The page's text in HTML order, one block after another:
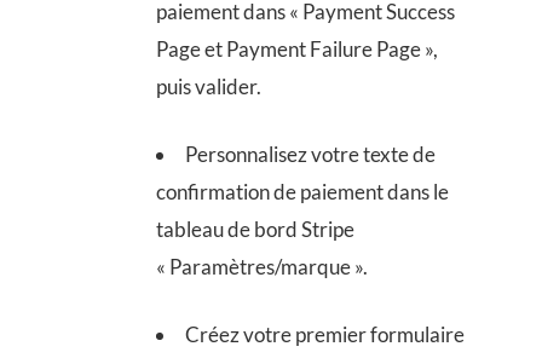
paiement dans « Payment Success
Page et Payment Failure Page »,
puis valider.
Personnalisez votre texte de
confirmation de paiement dans le
tableau de bord Stripe
« Paramètres/marque ».
Créez votre premier formulaire